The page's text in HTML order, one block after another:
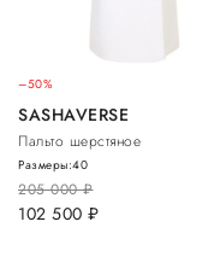
–50%
SASHAVERSE
Пальто шерстяное
205 000руб.
102 500 руб.
Размеры:40